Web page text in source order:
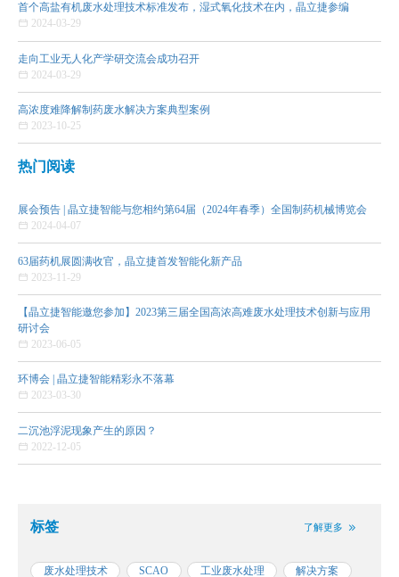
首个高盐有机废水处理技术标准发布，湿式氧化技术在内，晶立捷参编
 2024-03-29
走向工业无人化产学研交流会成功召开
 2024-03-29
高浓度难降解制药废水解决方案典型案例
 2023-10-25
热门阅读
展会预告 | 晶立捷智能与您相约第64届（2024年春季）全国制药机械博览会
 2024-04-07
63届药机展圆满收官，晶立捷首发智能化新产品
 2023-11-29
【晶立捷智能邀您参加】2023第三届全国高浓高难废水处理技术创新与应用
研讨会
 2023-06-05
环博会 | 晶立捷智能精彩永不落幕
 2023-03-30
二沉池浮泥现象产生的原因？
 2022-12-05
标签 了解更多
 
废水处理技术 SCAO 工业废水处理 解决方案